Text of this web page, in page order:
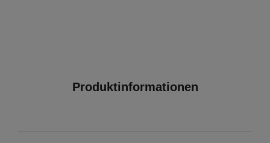
Produktinformationen